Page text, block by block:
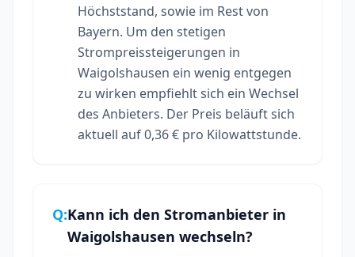
Höchststand, sowie im Rest von
Bayern. Um den stetigen
Strompreissteigerungen in
Waigolshausen ein wenig entgegen
zu wirken empfiehlt sich ein Wechsel
des Anbieters. Der Preis beläuft sich
aktuell auf 0,36 € pro Kilowattstunde.
Q:Kann ich den Stromanbieter in
Waigolshausen wechseln?